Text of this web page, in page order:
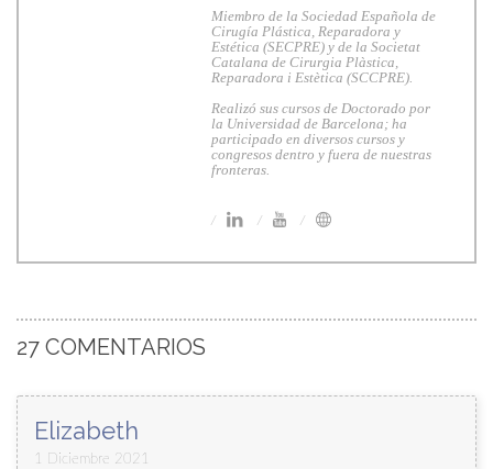
Miembro de la Sociedad Española de
Cirugía Plástica, Reparadora y
Estética (SECPRE) y de la Societat
Catalana de Cirurgia Plàstica,
Reparadora i Estètica (SCCPRE).
Realizó sus cursos de Doctorado por
la Universidad de Barcelona; ha
participado en diversos cursos y
congresos dentro y fuera de nuestras
fronteras.
27 COMENTARIOS
Elizabeth
1 Diciembre 2021